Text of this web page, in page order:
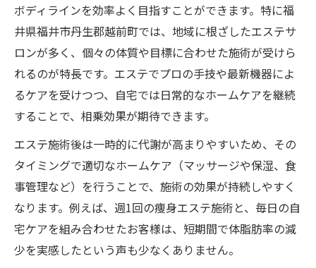
引き出す
痩身エステ後におすすめのホームケア方法
とは
エステとホームケアの継続がもたらす体質
改善
プロが教える痩身ホームケアサービスの選
び方
痩身エステとジムを比較して最適解を探す
痩身・エステ・ホームケアとジムの違いを
徹底比較
エステとジムのメリット・デメリットを解
ボディラインを効率よく目指すことができます。特に福
井県福井市丹生郡越前町では、地域に根ざしたエステサ
ロンが多く、個々の体質や目標に合わせた施術が受けら
れるのが特長です。エステでプロの手技や最新機器によ
るケアを受けつつ、自宅では日常的なホームケアを継続
することで、相乗効果が期待できます。
エステ施術後は一時的に代謝が高まりやすいため、その
タイミングで適切なホームケア（マッサージや保湿、食
事管理など）を行うことで、施術の効果が持続しやすく
なります。例えば、週1回の痩身エステ施術と、毎日の自
宅ケアを組み合わせたお客様は、短期間で体脂肪率の減
少を実感したという声も少なくありません。